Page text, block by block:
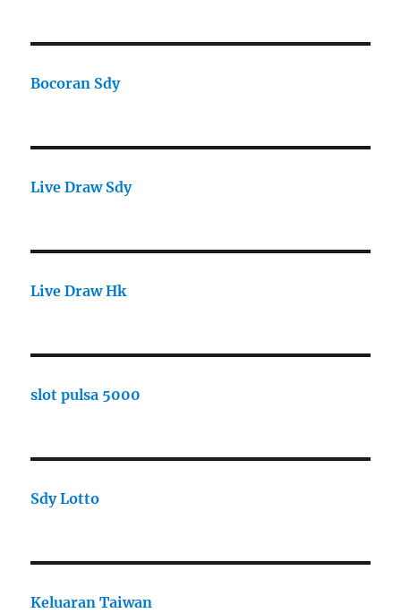
Bocoran Sdy
Live Draw Sdy
Live Draw Hk
slot pulsa 5000
Sdy Lotto
Keluaran Taiwan